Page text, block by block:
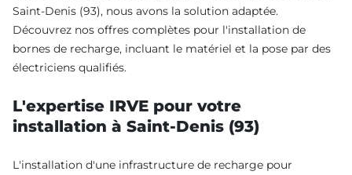
Saint-Denis (93), nous avons la solution adaptée.
Découvrez nos offres complètes pour l'installation de
bornes de recharge, incluant le matériel et la pose par des
électriciens qualifiés.
L'expertise IRVE pour votre
installation à Saint-Denis (93)
L'installation d'une infrastructure de recharge pour